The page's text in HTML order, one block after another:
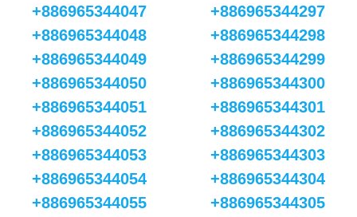
+886965344047
+886965344048
+886965344049
+886965344050
+886965344051
+886965344052
+886965344053
+886965344054
+886965344055
+886965344297
+886965344298
+886965344299
+886965344300
+886965344301
+886965344302
+886965344303
+886965344304
+886965344305